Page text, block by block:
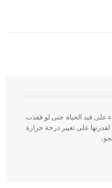
الهندسية التي ارتبطت
الشام ومصر خاصة، حيث يحرص
في الواجهات
على قيد الحياة حتى لو فقدت
على تغيير درجة حرارة